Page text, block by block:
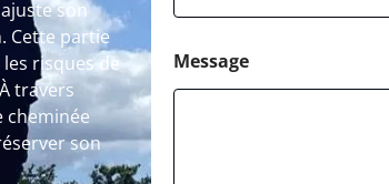
son
Cette partie
risques de
travers
cheminée
son
Message